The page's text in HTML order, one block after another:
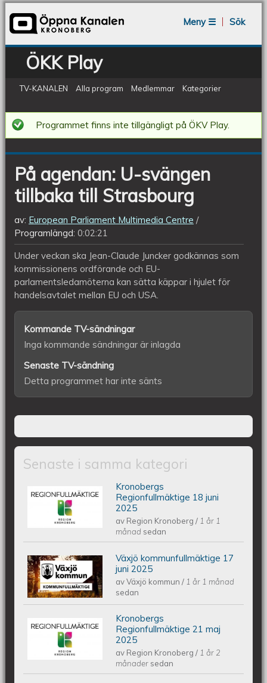
Meny ☰
Sök
ÖKK Play
TV-KANALEN Alla program Medlemmar Kategorier
På
agendan:
U-
svängen
tillbaka
till
Strasbourg
Programmet finns inte tillgängligt på ÖKV Play.
På agendan: U-svängen
tillbaka till Strasbourg
av: European Parliament Multimedia Centre
Programlängd: 0:02:21
Under veckan ska Jean-Claude Juncker godkännas som
kommissionens ordförande och EU-
parlamentsledamöterna kan sätta käppar i hjulet för
handelsavtalet mellan EU och USA.
Kommande TV-sändningar
Inga kommande sändningar är inlagda
Senaste TV-sändning
Detta programmet har inte sänts
Senaste i samma kategori
Kronobergs regionfullmäktige 18 juni
2025
Kronobergs
Regionfullmäktige 18 juni
2025
av Region Kronoberg/ 1 år 1
månad sedan
Växjös kommunfullmäktige 17 juni
2025
Växjö kommunfullmäktige 17
juni 2025
avVäxjö kommun/ 1 år 1 månad
sedan
Kronobergs regionfullmäktige 21 maj
2025
Kronobergs
Regionfullmäktige 21 maj
2025
av Region Kronoberg/ 1 år 2
månader sedan